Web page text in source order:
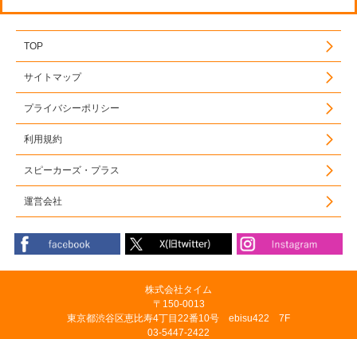
TOP
サイトマップ
プライバシーポリシー
利用規約
スピーカーズ・プラス
運営会社
株式会社タイム
〒150-0013
東京都渋谷区恵比寿4丁目22番10号 ebisu422 7F
03-5447-2422